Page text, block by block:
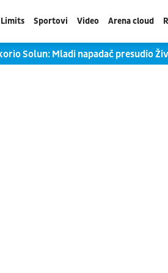
Limits Sportovi Video Arena cloud
Solun: Mladi napadač presudio